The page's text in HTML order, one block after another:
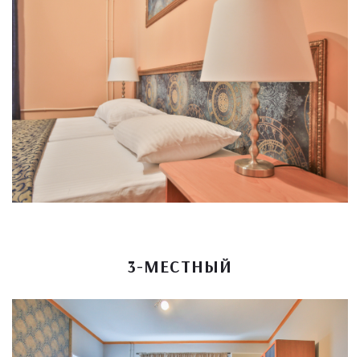
3-МЕСТНЫЙ